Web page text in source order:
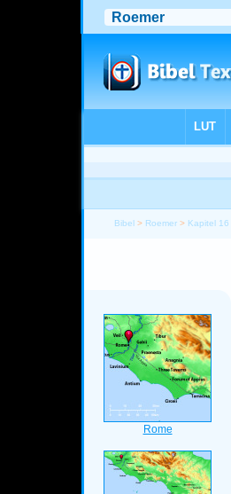
Bibel > Roemer > Kapitel 16